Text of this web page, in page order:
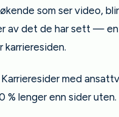
som ser video,
av det de har sett —
karrieresiden.
med
% lenger enn sider uten.